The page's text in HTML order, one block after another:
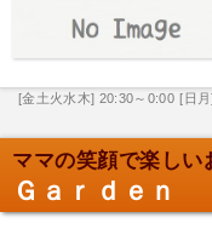
[金土火水木] 20:30～0:00 [日
ママの笑顔で楽しい
Ｇａｒｄｅｎ